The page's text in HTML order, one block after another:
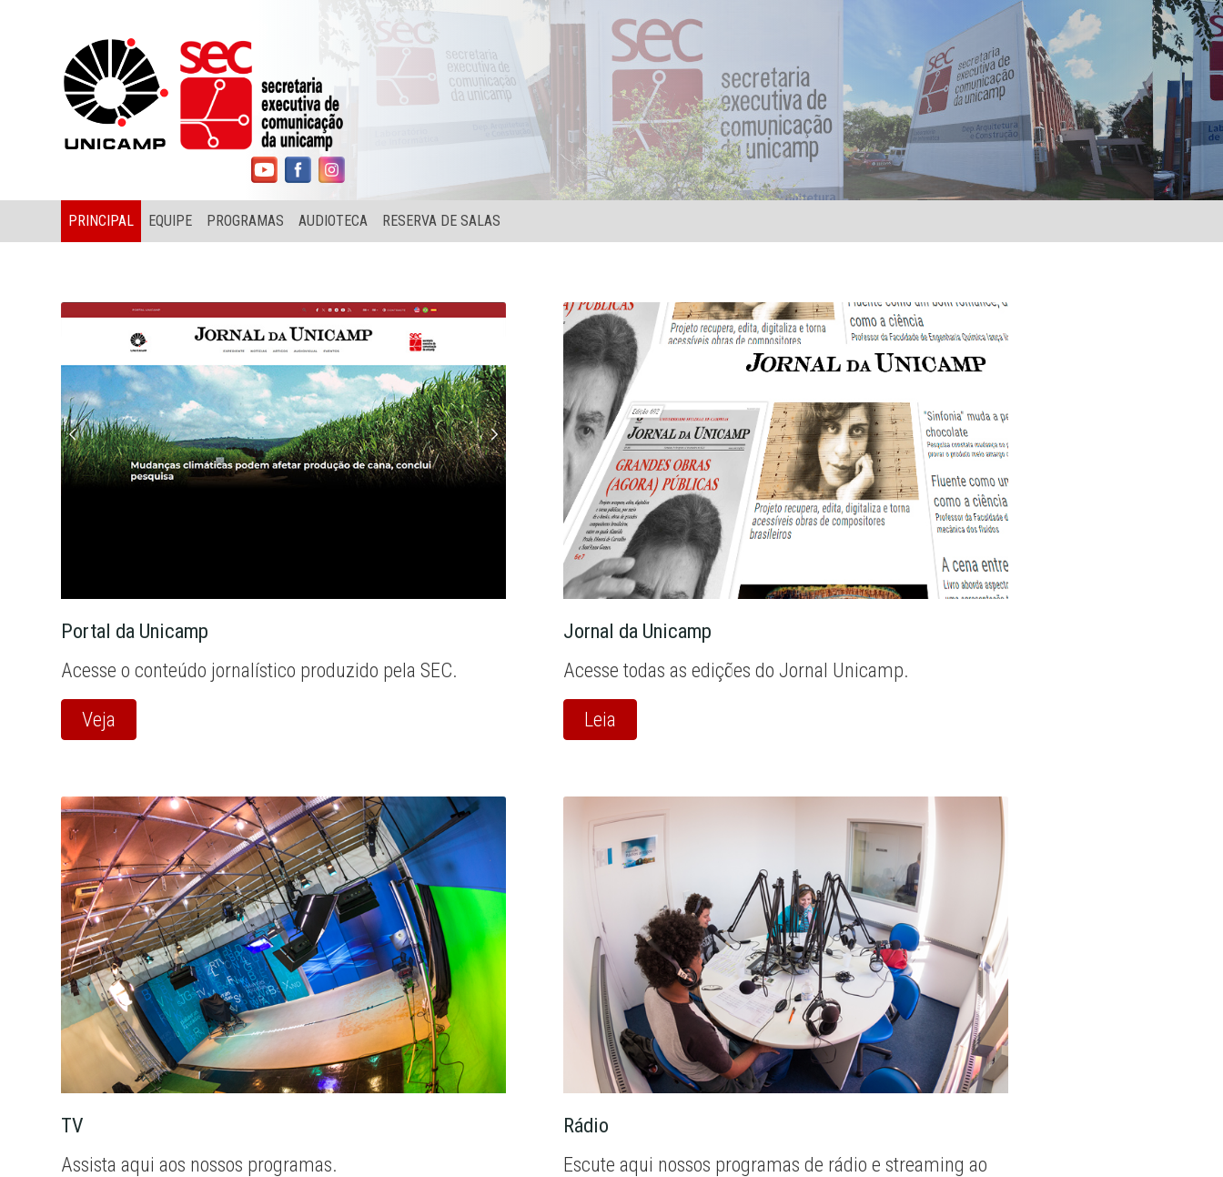
PRINCIPAL EQUIPE PROGRAMAS AUDIOTECA RESERVA DE SALAS
Portal da Unicamp
Acesse o conteúdo jornalístico produzido pela SEC.
Veja
Jornal da Unicamp
Acesse todas as edições do Jornal Unicamp.
Leia
TV
Assista aqui aos nossos programas.
Rádio
Escute aqui nossos programas de rádio e streaming ao